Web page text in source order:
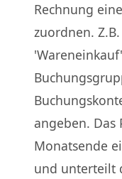
Rechnung
zuordnen.
angeben.
Monatsende
und unterteilt